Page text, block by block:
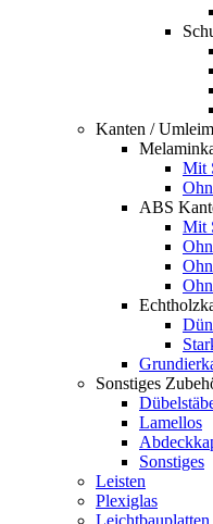
Kanten /
Mit
ABS
Mit
Sonstiges
Lamellos
Sonstiges
Leisten
Plexiglas